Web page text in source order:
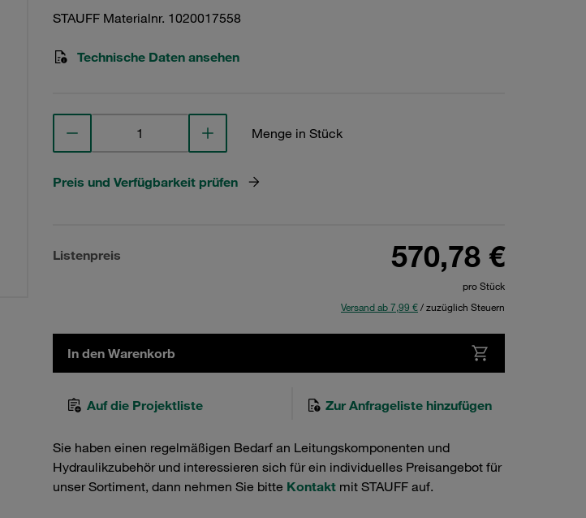
STAUFF Materialnr. 1020017558
Technische Daten ansehen
Menge in Stück
Preis und Verfügbarkeit prüfen
Listenpreis 570,78 €
pro Stück
Versand ab 7,99 €/ zuzüglich Steuern
In den Warenkorb
Auf die Projektliste Zur Anfrageliste hinzufügen
Sie haben einen regelmäßigen Bedarf an Leitungskomponenten und
Hydraulikzubehör und interessieren sich für ein individuelles Preisangebot für
unser Sortiment, dann nehmen Sie bitte Kontakt mit STAUFF auf.